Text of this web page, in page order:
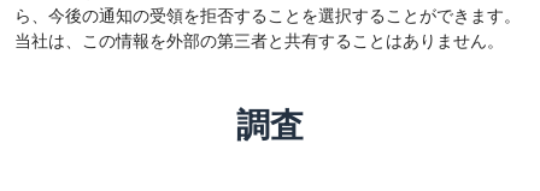
ら、今後の通知の受領を拒否することを選択することができます。
当社は、この情報を外部の第三者と共有することはありません。
調査